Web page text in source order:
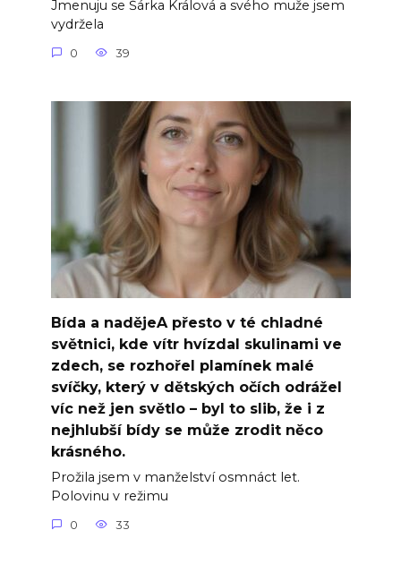
Jmenuju se Šárka Králová a svého muže jsem
vydržela
0 39
Bída a nadějeA přesto v té chladné
světnici, kde vítr hvízdal skulinami ve
zdech, se rozhořel plamínek malé
svíčky, který v dětských očích odrážel
víc než jen světlo – byl to slib, že i z
nejhlubší bídy se může zrodit něco
krásného.
Prožila jsem v manželství osmnáct let.
Polovinu v režimu
0 33